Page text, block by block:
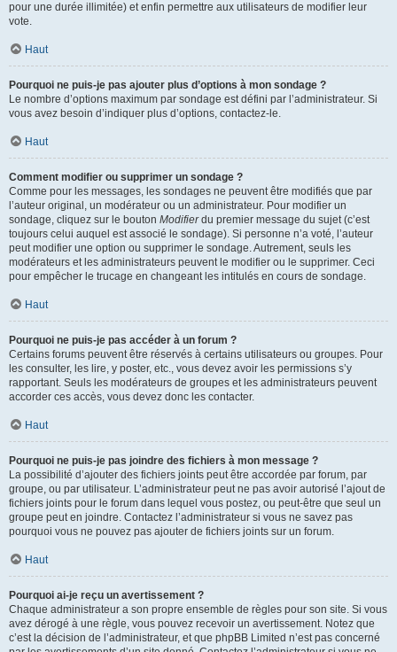
pour une durée illimitée) et enfin permettre aux utilisateurs de modifier leur
vote.
Haut
Pourquoi ne puis-je pas ajouter plus d’options à mon sondage ?
Le nombre d’options maximum par sondage est défini par l’administrateur. Si
vous avez besoin d’indiquer plus d’options, contactez-le.
Haut
Comment modifier ou supprimer un sondage ?
Comme pour les messages, les sondages ne peuvent être modifiés que par
l’auteur original, un modérateur ou un administrateur. Pour modifier un
sondage, cliquez sur le bouton Modifierdu premier message du sujet (c’est
toujours celui auquel est associé le sondage). Si personne n’a voté, l’auteur
peut modifier une option ou supprimer le sondage. Autrement, seuls les
modérateurs et les administrateurs peuvent le modifier ou le supprimer. Ceci
pour empêcher le trucage en changeant les intitulés en cours de sondage.
Haut
Pourquoi ne puis-je pas accéder à un forum ?
Certains forums peuvent être réservés à certains utilisateurs ou groupes. Pour
les consulter, les lire, y poster, etc., vous devez avoir les permissions s’y
rapportant. Seuls les modérateurs de groupes et les administrateurs peuvent
accorder ces accès, vous devez donc les contacter.
Haut
Pourquoi ne puis-je pas joindre des fichiers à mon message ?
La possibilité d’ajouter des fichiers joints peut être accordée par forum, par
groupe, ou par utilisateur. L’administrateur peut ne pas avoir autorisé l’ajout de
fichiers joints pour le forum dans lequel vous postez, ou peut-être que seul un
groupe peut en joindre. Contactez l’administrateur si vous ne savez pas
pourquoi vous ne pouvez pas ajouter de fichiers joints sur un forum.
Haut
Pourquoi ai-je reçu un avertissement ?
Chaque administrateur a son propre ensemble de règles pour son site. Si vous
avez dérogé à une règle, vous pouvez recevoir un avertissement. Notez que
c’est la décision de l’administrateur, et que phpBB Limited n’est pas concerné